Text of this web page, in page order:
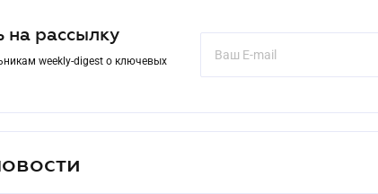
на рассылку
weekly-digest о ключевых